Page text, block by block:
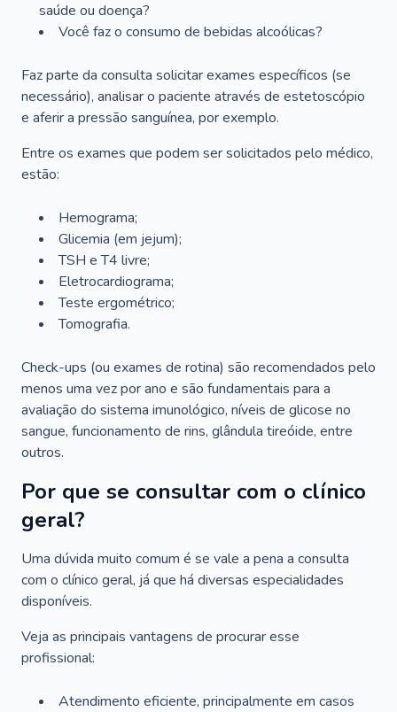
saúde ou doença?
Você faz o consumo de bebidas alcoólicas?
Faz parte da consulta solicitar exames específicos (se
necessário), analisar o paciente através de estetoscópio
e aferir a pressão sanguínea, por exemplo.
Entre os exames que podem ser solicitados pelo médico,
estão:
Hemograma;
Glicemia (em jejum);
TSH e T4 livre;
Eletrocardiograma;
Teste ergométrico;
Tomografia.
Check-ups (ou exames de rotina) são recomendados pelo
menos uma vez por ano e são fundamentais para a
avaliação do sistema imunológico, níveis de glicose no
sangue, funcionamento de rins, glândula tireóide, entre
outros.
Por que se consultar com o clínico
geral?
Uma dúvida muito comum é se vale a pena a consulta
com o clínico geral, já que há diversas especialidades
disponíveis.
Veja as principais vantagens de procurar esse
profissional:
Atendimento eficiente, principalmente em casos